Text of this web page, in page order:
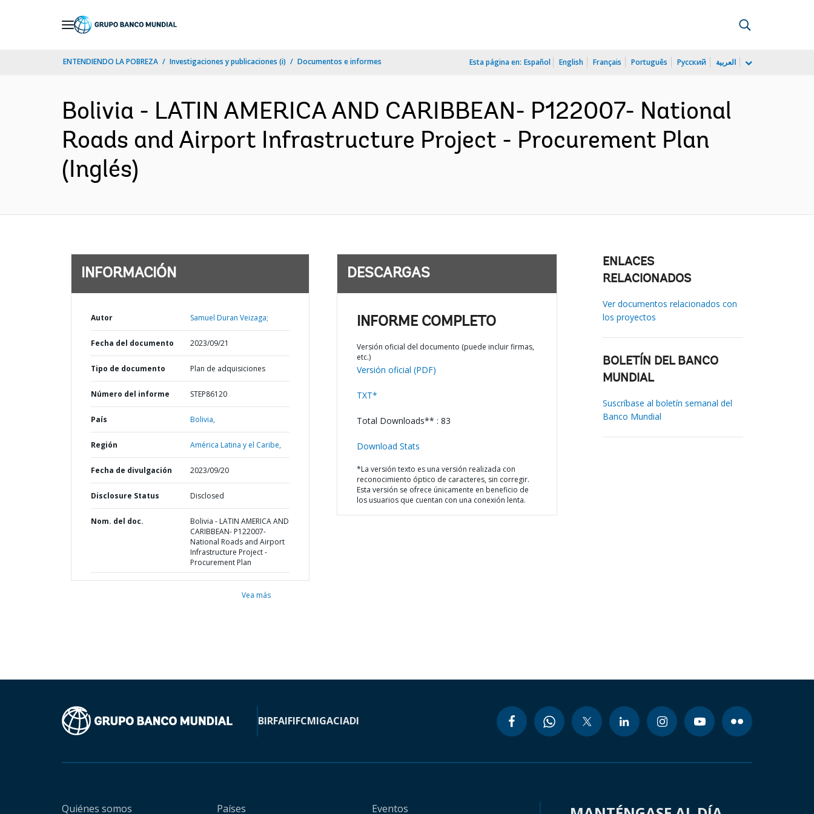
ENTENDIENDO LA POBREZA Investigaciones y publicaciones (i) Documentos e informes Esta página en: Español English Français Português Русский العربية
Bolivia - LATIN AMERICA AND CARIBBEAN- P122007- National
Roads and Airport Infrastructure Project - Procurement Plan
(Inglés)
INFORMACIÓN
Autor Samuel Duran Veizaga;
Fecha del documento 2023/09/21
Tipo de documento Plan de adquisiciones
Número del informe STEP86120
País Bolivia,
Región América Latina y el Caribe,
Fecha de divulgación 2023/09/20
Disclosure Status Disclosed
Nom. del doc.
Bolivia - LATIN AMERICA AND
CARIBBEAN- P122007-
National Roads and Airport
Infrastructure Project -
Procurement Plan
Vea más
DESCARGAS
INFORME COMPLETO
Versión oficial del documento (puede incluir firmas,
etc.)
Versión oficial (PDF)
TXT*
Total Downloads** : 83
Download Stats
*La versión texto es una versión realizada con
reconocimiento óptico de caracteres, sin corregir.
Esta versión se ofrece únicamente en beneficio de
los usuarios que cuentan con una conexión lenta.
ENLACES
RELACIONADOS
Ver documentos relacionados con
los proyectos
BOLETÍN DEL BANCO
MUNDIAL
Suscríbase al boletín semanal del
Banco Mundial
BIRFAIFIFCMIGACIADI
Quiénes somos Países Eventos